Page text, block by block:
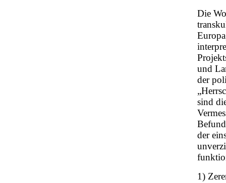
Die
und
der
sind
der
1)